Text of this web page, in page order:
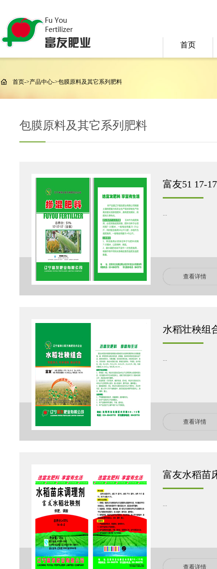
首页
首页->产品中心->包膜原料及其它系列肥料
包膜原料及其它系列肥料
富友51 17-
...
查看详情
水稻壮秧组
...
查看详情
富友水稻苗
...
查看详情